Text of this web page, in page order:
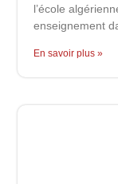
l’école
enseignement
En savoir plus »